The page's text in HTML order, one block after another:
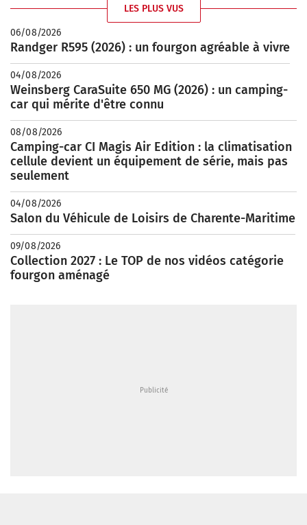
LES PLUS VUS
06/08/2026
Randger R595 (2026) : un fourgon agréable à vivre
04/08/2026
Weinsberg CaraSuite 650 MG (2026) : un camping-
car qui mérite d'être connu
08/08/2026
Camping-car CI Magis Air Edition : la climatisation
cellule devient un équipement de série, mais pas
seulement
04/08/2026
Salon du Véhicule de Loisirs de Charente-Maritime
09/08/2026
Collection 2027 : Le TOP de nos vidéos catégorie
fourgon aménagé